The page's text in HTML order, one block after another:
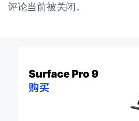
评论当前被关闭。